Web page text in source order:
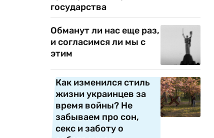
государства
Обманут ли нас еще раз,
и согласимся ли мы с
этим
Как изменился стиль
жизни украинцев за
время войны? Не
забываем про сон,
секс и заботу о